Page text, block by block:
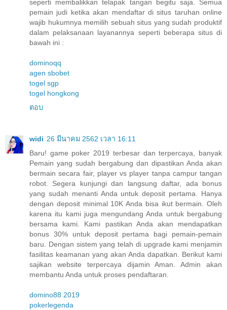
seperti membalikkan telapak tangan begitu saja. Semua
pemain judi ketika akan mendaftar di situs taruhan online
wajib hukumnya memilih sebuah situs yang sudah produktif
dalam pelaksanaan layanannya seperti beberapa situs di
bawah ini :
dominoqq
agen sbobet
togel sgp
togel hongkong
ตอบ
widi 26 มีนาคม 2562 เวลา 16:11
Baru! game poker 2019 terbesar dan terpercaya, banyak
Pemain yang sudah bergabung dan dipastikan Anda akan
bermain secara fair, player vs player tanpa campur tangan
robot. Segera kunjungi dan langsung daftar, ada bonus
yang sudah menanti Anda untuk deposit pertama. Hanya
dengan deposit minimal 10K Anda bisa ikut bermain. Oleh
karena itu kami juga mengundang Anda untuk bergabung
bersama kami. Kami pastikan Anda akan mendapatkan
bonus 30% untuk deposit pertama bagi pemain-pemain
baru. Dengan sistem yang telah di upgrade kami menjamin
fasilitas keamanan yang akan Anda dapatkan. Berikut kami
sajikan website terpercaya dijamin Aman. Admin akan
membantu Anda untuk proses pendaftaran.
domino88 2019
pokerlegenda